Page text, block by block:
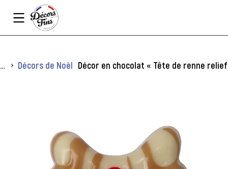
Vous êtes ici :
Décors de Noël Décor en chocolat « Tête de renne relief
Panneau de gestion des cookies